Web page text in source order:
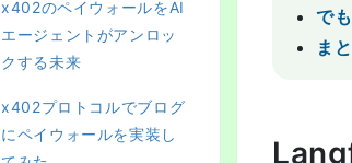
x402のペイウォールをAI
エージェントがアンロッ
クする未来
x402プロトコルでブログ
にペイウォールを実装し
で
ま